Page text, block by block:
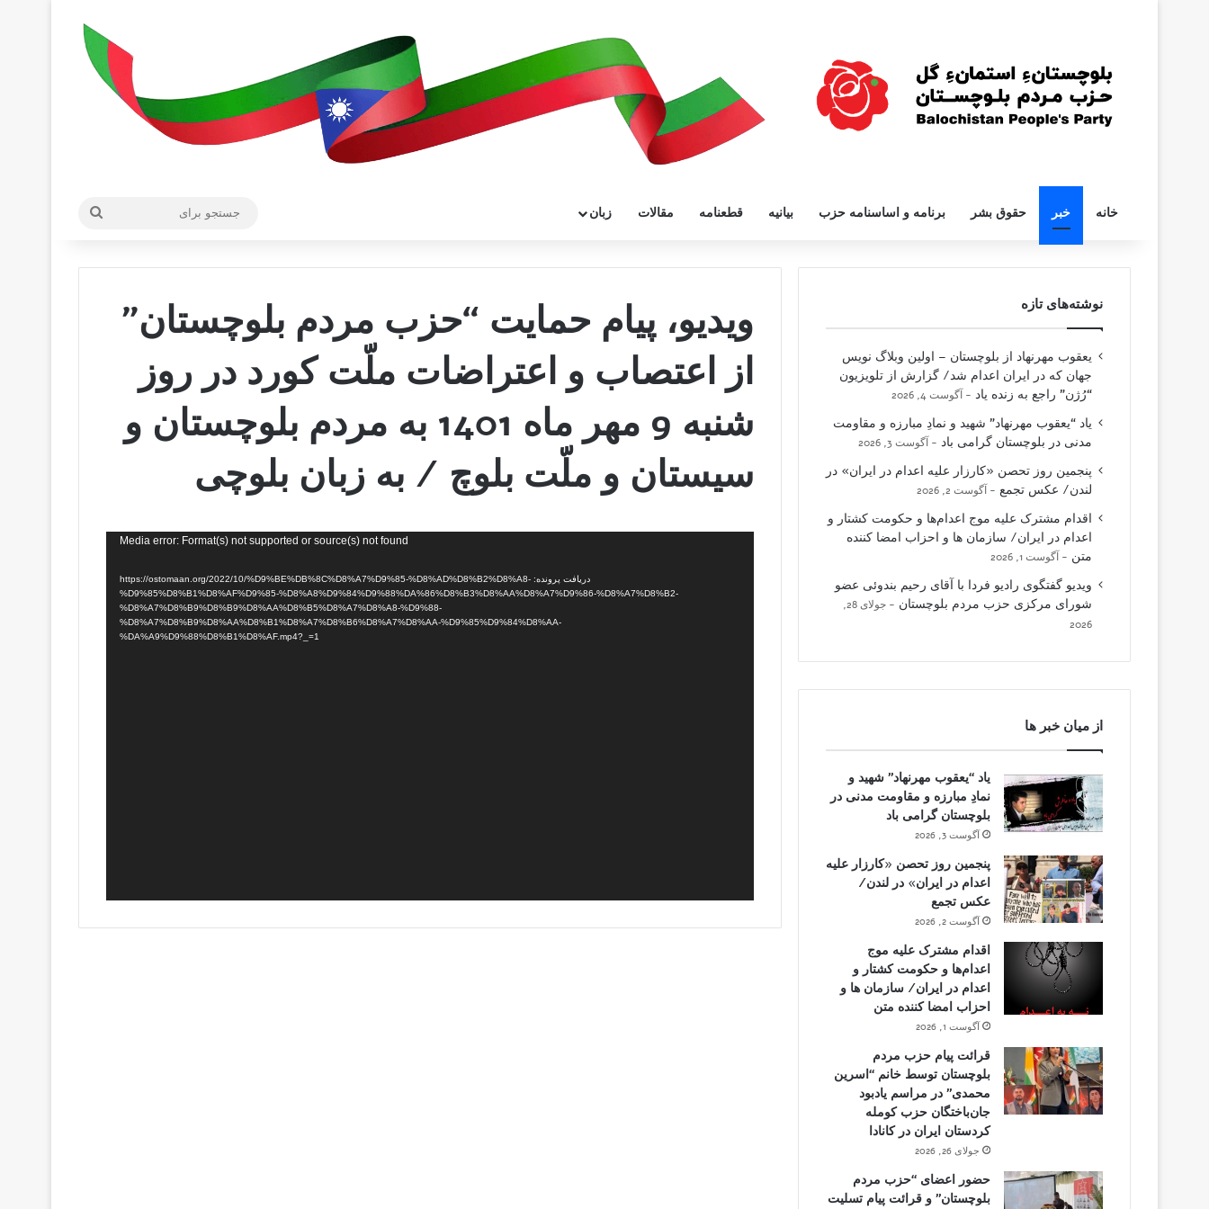
خانه خبر حقوق بشر برنامه و اساسنامه حزب بیانیه قطعنامه مقالات زبان
ویدیو، پیام حمایت “حزب مردم بلوچستان”
از اعتصاب و اعتراضات ملّت کورد در روز
شنبه 9 مهر ماه 1401 به مردم بلوچستان و
سیستان و ملّت بلوچ / به زبان بلوچی
Media error: Format(s) not supported or source(s) not found
دریافت پرونده: https://ostomaan.org/2022/10/%D9%BE%DB%8C%D8%A7%D9%85-%D8%AD%D8%B2%D8%A8-
%D9%85%D8%B1%D8%AF%D9%85-%D8%A8%D9%84%D9%88%DA%86%D8%B3%D8%AA%D8%A7%D9%86-%D8%A7%D8%B2-
%D8%A7%D8%B9%D8%B9%D8%AA%D8%B5%D8%A7%D8%A8-%D9%88-
%D8%A7%D8%B9%D8%AA%D8%B1%D8%A7%D8%B6%D8%A7%D8%AA-%D9%85%D9%84%D8%AA-
%DA%A9%D9%88%D8%B1%D8%AF.mp4?_=1
نوشته‌های تازه
یعقوب مهرنهاد از بلوچستان – اولین وبلاگ نویس
جهان که در ایران اعدام شد/ گزارش از تلویزیون
“رُژن” راجع به زنده یاد
آگوست 4, 2026
یاد “یعقوب مهرنهاد” شهید و نمادِ مبارزه و مقاومت
مدنی در بلوچستان گرامی باد
آگوست 3, 2026
پنجمین روز تحصن «کارزار علیه اعدام در ایران» در
لندن/ عکس تجمع
آگوست 2, 2026
اقدام مشترک علیه موج اعدام‌ها و حکومت کشتار و
اعدام در ایران/ سازمان ها و احزاب امضا کننده
متن
آگوست 1, 2026
ویدیو گفتگوی رادیو فردا با آقای رحیم بندوئی عضو
شورای مرکزی حزب مردم بلوچستان
جولای 28,
2026
از میان خبر ها
یاد “یعقوب مهرنهاد” شهید و
نمادِ مبارزه و مقاومت مدنی در
بلوچستان گرامی باد
آگوست 3, 2026
پنجمین روز تحصن «کارزار علیه
اعدام در ایران» در لندن/
عکس تجمع
آگوست 2, 2026
اقدام مشترک علیه موج
اعدام‌ها و حکومت کشتار و
اعدام در ایران/ سازمان ها و
احزاب امضا کننده متن
آگوست 1, 2026
قرائت پیام حزب مردم
بلوچستان توسط خانم “اسرین
محمدی” در مراسم یادبود
جان‌باختگان حزب کومله
کردستان ایران در کانادا
جولای 26, 2026
حضور اعضای “حزب مردم
بلوچستان” و قرائت پیام تسلیت